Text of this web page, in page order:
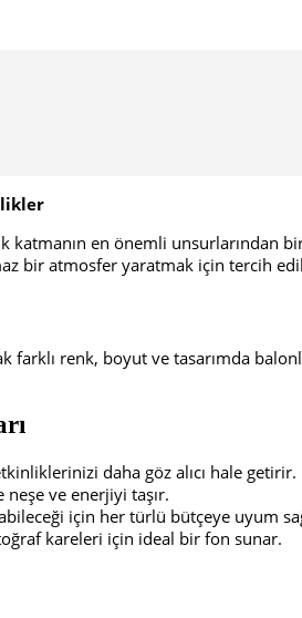
en önemli unsurlarından
bir atmosfer yaratmak için tercih
farklı renk, boyut ve tasarımda
daha göz alıcı hale getirir.
ve enerjiyi taşır.
için her türlü bütçeye uyum
kareleri için ideal bir fon sunar.